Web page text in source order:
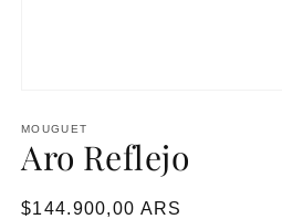
MOUGUET
Aro Reflejo
Precio
$144.900,00 ARS